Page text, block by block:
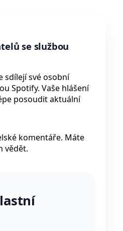
se službou
sdílejí své osobní
Spotify. Vaše hlášení
posoudit aktuální
komentáře. Máte
vědět.